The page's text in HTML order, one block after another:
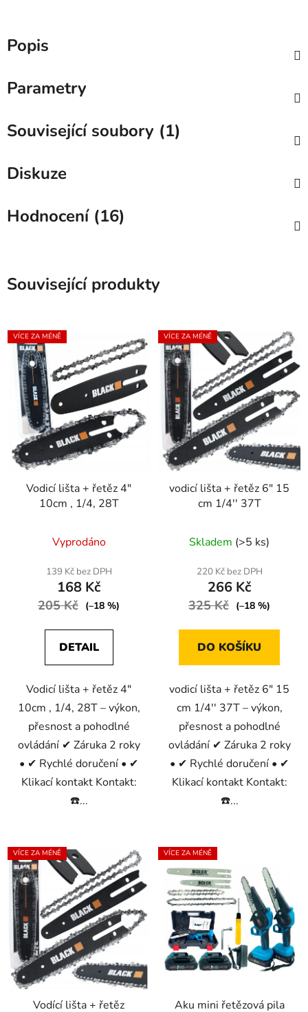
Popis
Parametry
Související soubory (1)
Diskuze
Hodnocení (16)
Související produkty
VÍCE ZA MÉNĚ
Vodicí lišta + řetěz 4"
10cm , 1/4, 28T
Vyprodáno
139 Kč bez DPH
168 Kč
205 Kč (–18 %)
DETAIL
Vodicí lišta + řetěz 4"
10cm , 1/4, 28T – výkon,
přesnost a pohodlné
ovládání ✔ Záruka 2 roky
• ✔ Rychlé doručení • ✔
Klikací kontakt Kontakt:
☎️...
VÍCE ZA MÉNĚ
vodicí lišta + řetěz 6" 15
cm 1/4'' 37T
Skladem (>5 ks)
220 Kč bez DPH
266 Kč
325 Kč (–18 %)
DO KOŠÍKU
vodicí lišta + řetěz 6" 15
cm 1/4'' 37T – výkon,
přesnost a pohodlné
ovládání ✔ Záruka 2 roky
• ✔ Rychlé doručení • ✔
Klikací kontakt Kontakt:
☎️...
VÍCE ZA MÉNĚ
Vodící lišta + řetěz
VÍCE ZA MÉNĚ
Aku mini řetězová pila